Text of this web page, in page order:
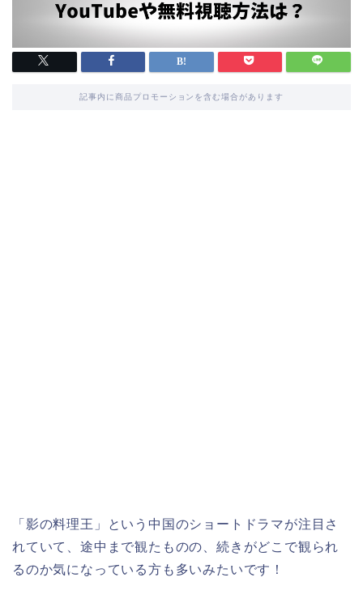
記事内に商品プロモーションを含む場合があります
「影の料理王」 という 中国のショートドラマが注目さ
れていて、途中まで観たものの、続きがどこで観られ
るのか気になっている方も多いみたいです！